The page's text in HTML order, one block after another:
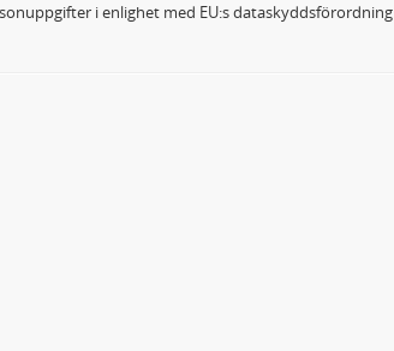
i enlighet med EU:s dataskyddsförordning